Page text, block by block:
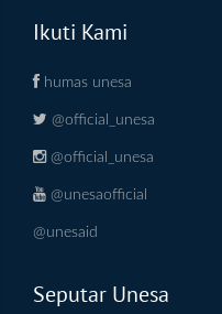
Ikuti Kami
humas unesa
@official_unesa
@official_unesa
@unesaofficial
@unesaid
Seputar Unesa